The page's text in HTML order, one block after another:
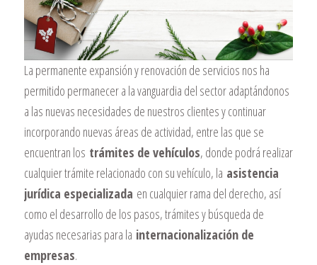
La permanente expansión y renovación de servicios nos ha
permitido permanecer a la vanguardia del sector adaptándonos
a las nuevas necesidades de nuestros clientes y continuar
incorporando nuevas áreas de actividad, entre las que se
encuentran los trámites de vehículos, donde podrá realizar
cualquier trámite relacionado con su vehículo, la asistencia
jurídica especializada en cualquier rama del derecho, así
como el desarrollo de los pasos, trámites y búsqueda de
ayudas necesarias para la internacionalización de
empresas.